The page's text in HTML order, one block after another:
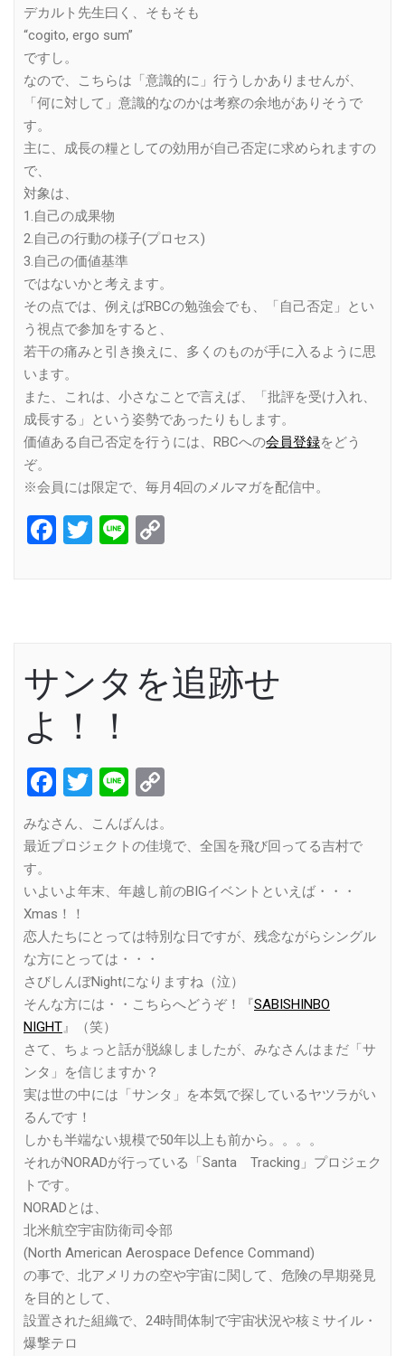
デカルト先生曰く、そもそも
“cogito, ergo sum”
ですし。
なので、こちらは「意識的に」行うしかありませんが、
「何に対して」意識的なのかは考察の余地がありそうで
す。
主に、成長の糧としての効用が自己否定に求められますの
で、
対象は、
1.自己の成果物
2.自己の行動の様子(プロセス)
3.自己の価値基準
ではないかと考えます。
その点では、例えばRBCの勉強会でも、「自己否定」とい
う視点で参加をすると、
若干の痛みと引き換えに、多くのものが手に入るように思
います。
また、これは、小さなことで言えば、「批評を受け入れ、
成長する」という姿勢であったりもします。
価値ある自己否定を行うには、RBCへの会員登録をどう
ぞ。
※会員には限定で、毎月4回のメルマガを配信中。
Facebook
Twitter
Line
サンタを追跡せ
よ！！
Facebook
Twitter
Line
みなさん、こんばんは。
最近プロジェクトの佳境で、全国を飛び回ってる吉村で
す。
いよいよ年末、年越し前のBIGイベントといえば・・・
Xmas！！
恋人たちにとっては特別な日ですが、残念ながらシングル
な方にとっては・・・
さびしんぼNightになりますね（泣）
そんな方には・・こちらへどうぞ！『SABISHINBO
NIGHT』（笑）
さて、ちょっと話が脱線しましたが、みなさんはまだ「サ
ンタ」を信じますか？
実は世の中には「サンタ」を本気で探しているヤツラがい
るんです！
しかも半端ない規模で50年以上も前から。。。。
それがNORADが行っている「Santa Tracking」プロジェク
トです。
NORADとは、
北米航空宇宙防衛司令部
(North American Aerospace Defence Command)
の事で、北アメリカの空や宇宙に関して、危険の早期発見
を目的として、
設置された組織で、24時間体制で宇宙状況や核ミサイル・
爆撃テロ